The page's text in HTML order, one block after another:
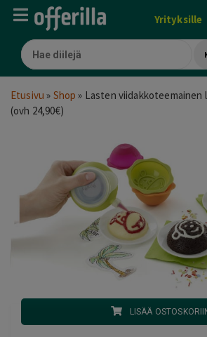
Yrityksille
Etusivu » Shop » Lasten viidakkoteemainen
(ovh 24,90€)
LISÄÄ